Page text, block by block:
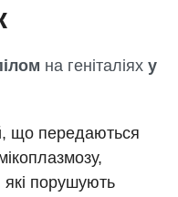
на геніталіях у
що передаються
які порушують